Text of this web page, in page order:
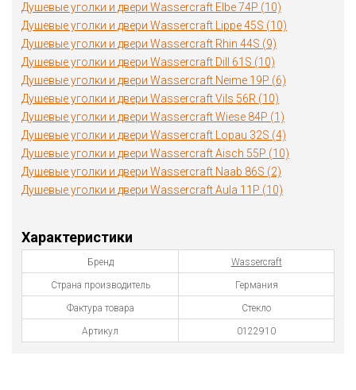
Душевые уголки и двери Wassercraft Elbe 74P (10)
Душевые уголки и двери Wassercraft Lippe 45S (10)
Душевые уголки и двери Wassercraft Rhin 44S (9)
Душевые уголки и двери Wassercraft Dill 61S (10)
Душевые уголки и двери Wassercraft Neime 19P (6)
Душевые уголки и двери Wassercraft Vils 56R (10)
Душевые уголки и двери Wassercraft Wiese 84P (1)
Душевые уголки и двери Wassercraft Lopau 32S (4)
Душевые уголки и двери Wassercraft Aisch 55P (10)
Душевые уголки и двери Wassercraft Naab 86S (2)
Душевые уголки и двери Wassercraft Aula 11P (10)
Характеристики
Бренд Wassercraft
Страна производитель Германия
Фактура товара Стекло
Артикул 0122910